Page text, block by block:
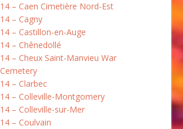
14 – Caen Cimetière Nord-Est
14 – Cagny
14 – Castillon-en-Auge
14 – Chênedollé
14 – Cheux Saint-Manvieu War
Cemetery
14 – Clarbec
14 – Colleville-Montgomery
14 – Colleville-sur-Mer
14 – Coulvain